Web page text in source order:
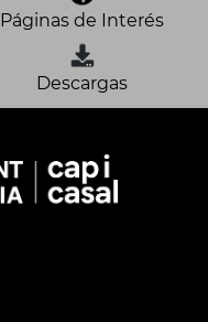
Páginas de Interés
Descargas